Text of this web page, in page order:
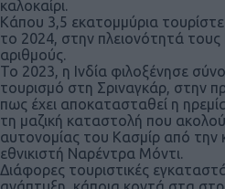
καλοκαίρι.
Κάπου 3,5 εκατομμύρια
το 2024, στην πλειονότητά τους
αριθμούς.
Το 2023, η Ινδία φιλοξένησε
τουρισμό στη Σριναγκάρ, στην
πως έχει αποκατασταθεί η
τη μαζική καταστολή που
αυτονομίας του Κασμίρ από την
εθνικιστή Ναρέντρα Μόντι.
Διάφορες τουριστικές